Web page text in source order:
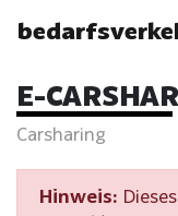
E-
Carsharing
Hinweis: